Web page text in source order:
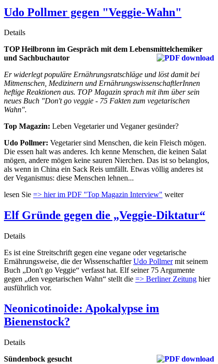
Udo Pollmer gegen "Veggie-Wahn"
Details
TOP Heilbronn im Gespräch mit dem Lebensmittelchemiker
und Sachbuchautor
Er widerlegt populäre Ernährungsratschläge und löst damit bei
Mitmenschen, Medizinern und ErnährungswissenschaftlerInnen
heftige Reaktionen aus. TOP Magazin sprach mit ihm über sein
neues Buch "Don't go veggie - 75 Fakten zum vegetarischen
Wahn".
Top Magazin: Leben Vegetarier und Veganer gesünder?
Udo Pollmer: Vegetarier sind Menschen, die kein Fleisch mögen.
Die essen halt was anderes. Ich kenne Menschen, die keinen Salat
mögen, andere mögen keine sauren Nierchen. Das ist so belanglos,
als wenn in China ein Sack Reis umfällt. Etwas völlig anderes ist
der Veganismus: diese Menschen lehnen...
lesen Sie => hier im PDF "Top Magazin Interview" weiter
Elf Gründe gegen die „Veggie-Diktatur“
Details
Es ist eine Streitschrift gegen eine vegane oder vegetarische
Ernährungsweise, die der WissenschaftlerUdo Pollmermit seinem
Buch „Don't go Veggie“ verfasst hat. Elf seiner 75 Argumente
gegen „den vegetarischen Wahn“ stellt die => Berliner Zeitung hier
ausführlich vor.
Neonicotinoide: Apokalypse im
Bienenstock?
Details
Sündenbock gesucht